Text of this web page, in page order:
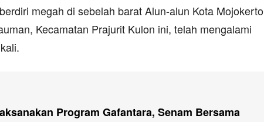
megah di sebelah barat Alun-alun Kota Mojokerto
Kecamatan Prajurit Kulon ini, telah mengalami
Program Gafantara, Senam Bersama